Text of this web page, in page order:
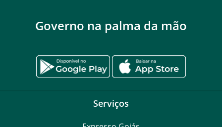
Governo na palma da mão
Serviços